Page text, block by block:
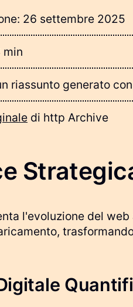
risorsa
26 settembre 2025
min
AI
riassunto generato
di http Archive
l'evoluzione del